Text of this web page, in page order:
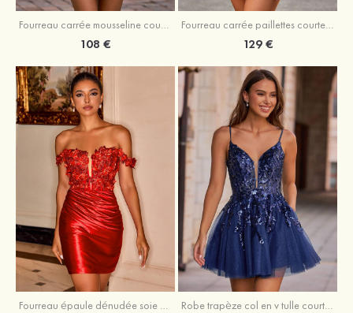
Fourreau carrée mousseline courte/mini robe de fête de la rentré avec volants
108 €
Fourreau carrée paillettes courte/mini robe de fête de la rentrée
129 €
Fourreau épaule dénudée soie comme du satin courte/mini robe de fête de la rentrée Robe trapèze col en v tulle courte/mini robe de fête de la rentrée avec poches paillettes